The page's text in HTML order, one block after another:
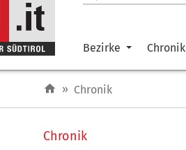
Bezirke Chronik
» Chronik
Chronik